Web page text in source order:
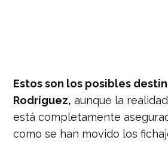
Estos son los posibles
Rodríguez, aunque la
está completamente
como se han movido los